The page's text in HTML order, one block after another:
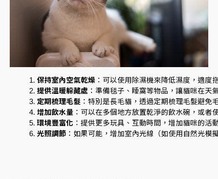
保持室內空氣乾燥 ：可以使用除濕機來降低濕度，適度
提供溫暖躲藏處 ：準備毯子、睡窩等物品，讓貓咪在天
定期梳理毛髮 ：特別是長毛貓，透過定期梳理毛髮避免
增加飲水量 ：可以在多個地方放置乾淨的飲水碗，或
環境豐富化 ：提供更多玩具、互動時間，增加貓咪的
光照調節 ：如果可能，增加室內光線（如使用自然光